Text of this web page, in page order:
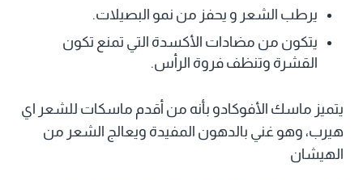
يرطب الشعر و يحفز من نمو البصيلات.
يتكون من مضادات الأكسدة التي تمنع تكون
القشرة وتنظف فروة الرأس.
يتميز ماسك الأفوكادو بأنه من أقدم ماسكات للشعر اي
هيرب، وهو غني بالدهون المفيدة ويعالج الشعر من
الهيشان